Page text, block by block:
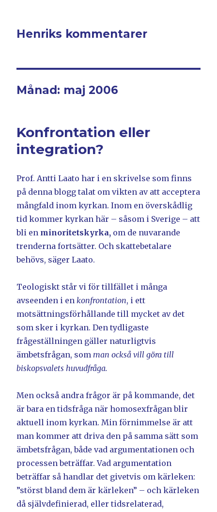
Henriks kommentarer
Månad: maj 2006
Konfrontation eller
integration?
Prof. Antti Laato har i en skrivelse som finns
på denna blogg talat om vikten av att acceptera
mångfald inom kyrkan. Inom en överskådlig
tid kommer kyrkan här – såsom i Sverige – att
bli en minoritetskyrka, om de nuvarande
trenderna fortsätter. Och skattebetalare
behövs, säger Laato.
Teologiskt står vi för tillfället i många
avseenden i enkonfrontation, i ett
motsättningsförhållande till mycket av det
som sker i kyrkan. Den tydligaste
frågeställningen gäller naturligtvis
ämbetsfrågan, somman också vill göra till
biskopsvalets huvudfråga.
Men också andra frågor är på kommande, det
är bara en tidsfråga när homosexfrågan blir
aktuell inom kyrkan. Min förnimmelse är att
man kommer att driva den på samma sätt som
ämbetsfrågan, både vad argumentationen och
processen beträffar. Vad argumentation
beträffar så handlar det givetvis om kärleken:
”störst bland dem är kärleken” – och kärleken
då självdefinierad, eller tidsrelaterad,